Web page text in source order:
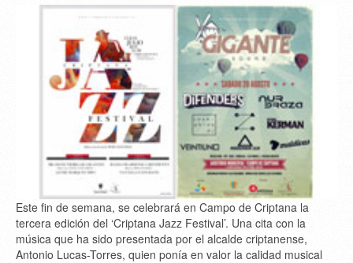
Este fin de semana, se celebrará en Campo de Criptana la
tercera edición del ‘Criptana Jazz Festival’. Una cita con la
música que ha sido presentada por el alcalde criptanense,
Antonio Lucas-Torres, quien ponía en valor la calidad musical